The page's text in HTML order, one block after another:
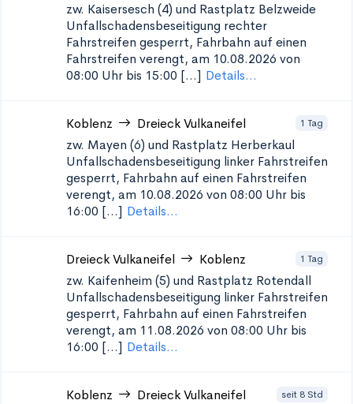
zw. Kaisersesch (4) und Rastplatz Belzweide
Unfallschadensbeseitigung rechter
Fahrstreifen gesperrt, Fahrbahn auf einen
Fahrstreifen verengt, am 10.08.2026 von
08:00 Uhr bis 15:00 [...] Details...
Koblenz Dreieck Vulkaneifel 1 Tag
zw. Mayen (6) und Rastplatz Herberkaul
Unfallschadensbeseitigung linker Fahrstreifen
gesperrt, Fahrbahn auf einen Fahrstreifen
verengt, am 10.08.2026 von 08:00 Uhr bis
16:00 [...] Details...
Dreieck Vulkaneifel Koblenz 1 Tag
zw. Kaifenheim (5) und Rastplatz Rotendall
Unfallschadensbeseitigung linker Fahrstreifen
gesperrt, Fahrbahn auf einen Fahrstreifen
verengt, am 11.08.2026 von 08:00 Uhr bis
16:00 [...] Details...
Koblenz Dreieck Vulkaneifel seit 8 Std